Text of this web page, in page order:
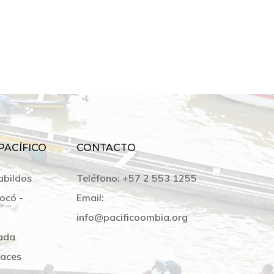
-
CONTACTO
Teléfono: +57 2 553 1255
Email:
info@pacificoombia.org